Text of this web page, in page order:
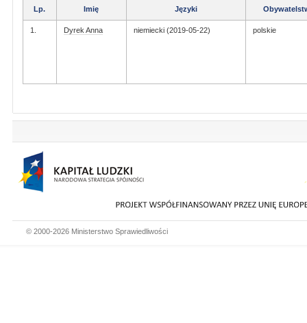
Lp. Imię Języki
1. Dyrek Anna niemiecki (2019-05-22) polskie
© 2000-2026 Ministerstwo Sprawiedliwości